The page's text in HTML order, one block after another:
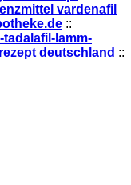
vardenafil
::
lamm-
deutschland ::